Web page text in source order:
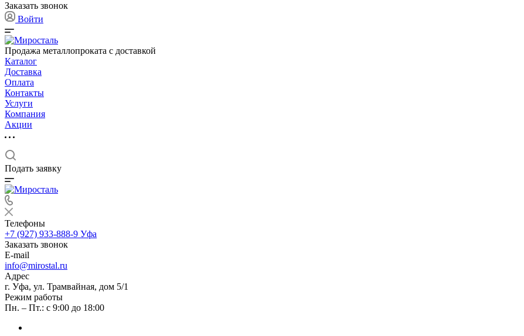
Заказать звонок
Войти
Продажа металлопроката с доставкой
Каталог
Доставка
Оплата
Контакты
Услуги
Компания
Акции
Подать заявку
Телефоны
+7 (927) 933-888-9 Уфа
Заказать звонок
E-mail
info@mirostal.ru
Адрес
г. Уфа, ул. Трамвайная, дом 5/1
Режим работы
Пн. – Пт.: с 9:00 до 18:00